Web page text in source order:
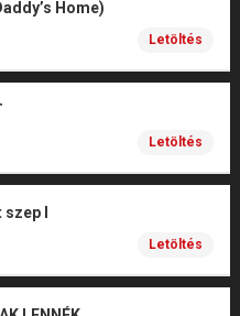
Home)
Letöltés
Letöltés
I
Letöltés